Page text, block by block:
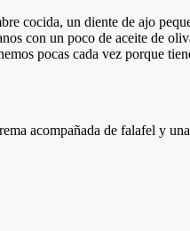
cocida, un diente de ajo
con un poco de aceite de
pocas cada vez porque
acompañada de falafel y